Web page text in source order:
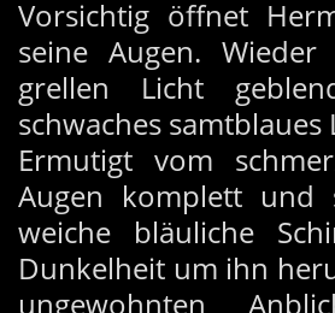
Vorsichtig öffnet
seine Augen.
grellen Licht
schwaches samtblaues
Ermutigt vom
Augen komplett und
weiche bläuliche
Dunkelheit um ihn
ungewohnten